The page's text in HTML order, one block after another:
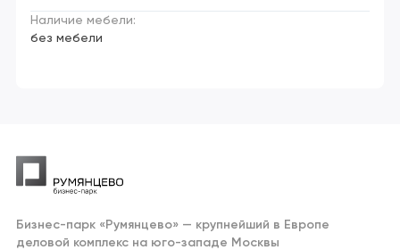
Наличие мебели:
без мебели
Бизнес-парк «Румянцево» — крупнейший в Европе
деловой комплекс на юго-западе Москвы